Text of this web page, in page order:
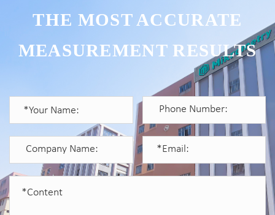
THE MOST ACCURATE
MEASUREMENT RESULTS